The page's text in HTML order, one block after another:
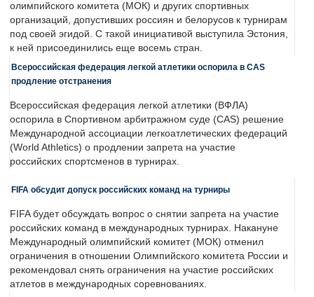
олимпийского комитета (МОК) и других спортивных
организаций, допустивших россиян и белорусов к турнирам
под своей эгидой. С такой инициативой выступила Эстония,
к ней присоединились еще восемь стран.
Всероссийская федерация легкой атлетики оспорила в CAS
продление отстранения
Всероссийская федерация легкой атлетики (ВФЛА)
оспорила в Спортивном арбитражном суде (CAS) решение
Международной ассоциации легкоатлетических федераций
(World Athletics) о продлении запрета на участие
российских спортсменов в турнирах.
FIFA обсудит допуск российских команд на турниры
FIFA будет обсуждать вопрос о снятии запрета на участие
российских команд в международных турнирах. Накануне
Международный олимпийский комитет (МОК) отменил
ограничения в отношении Олимпийского комитета России и
рекомендовал снять ограничения на участие российских
атлетов в международных соревнованиях.